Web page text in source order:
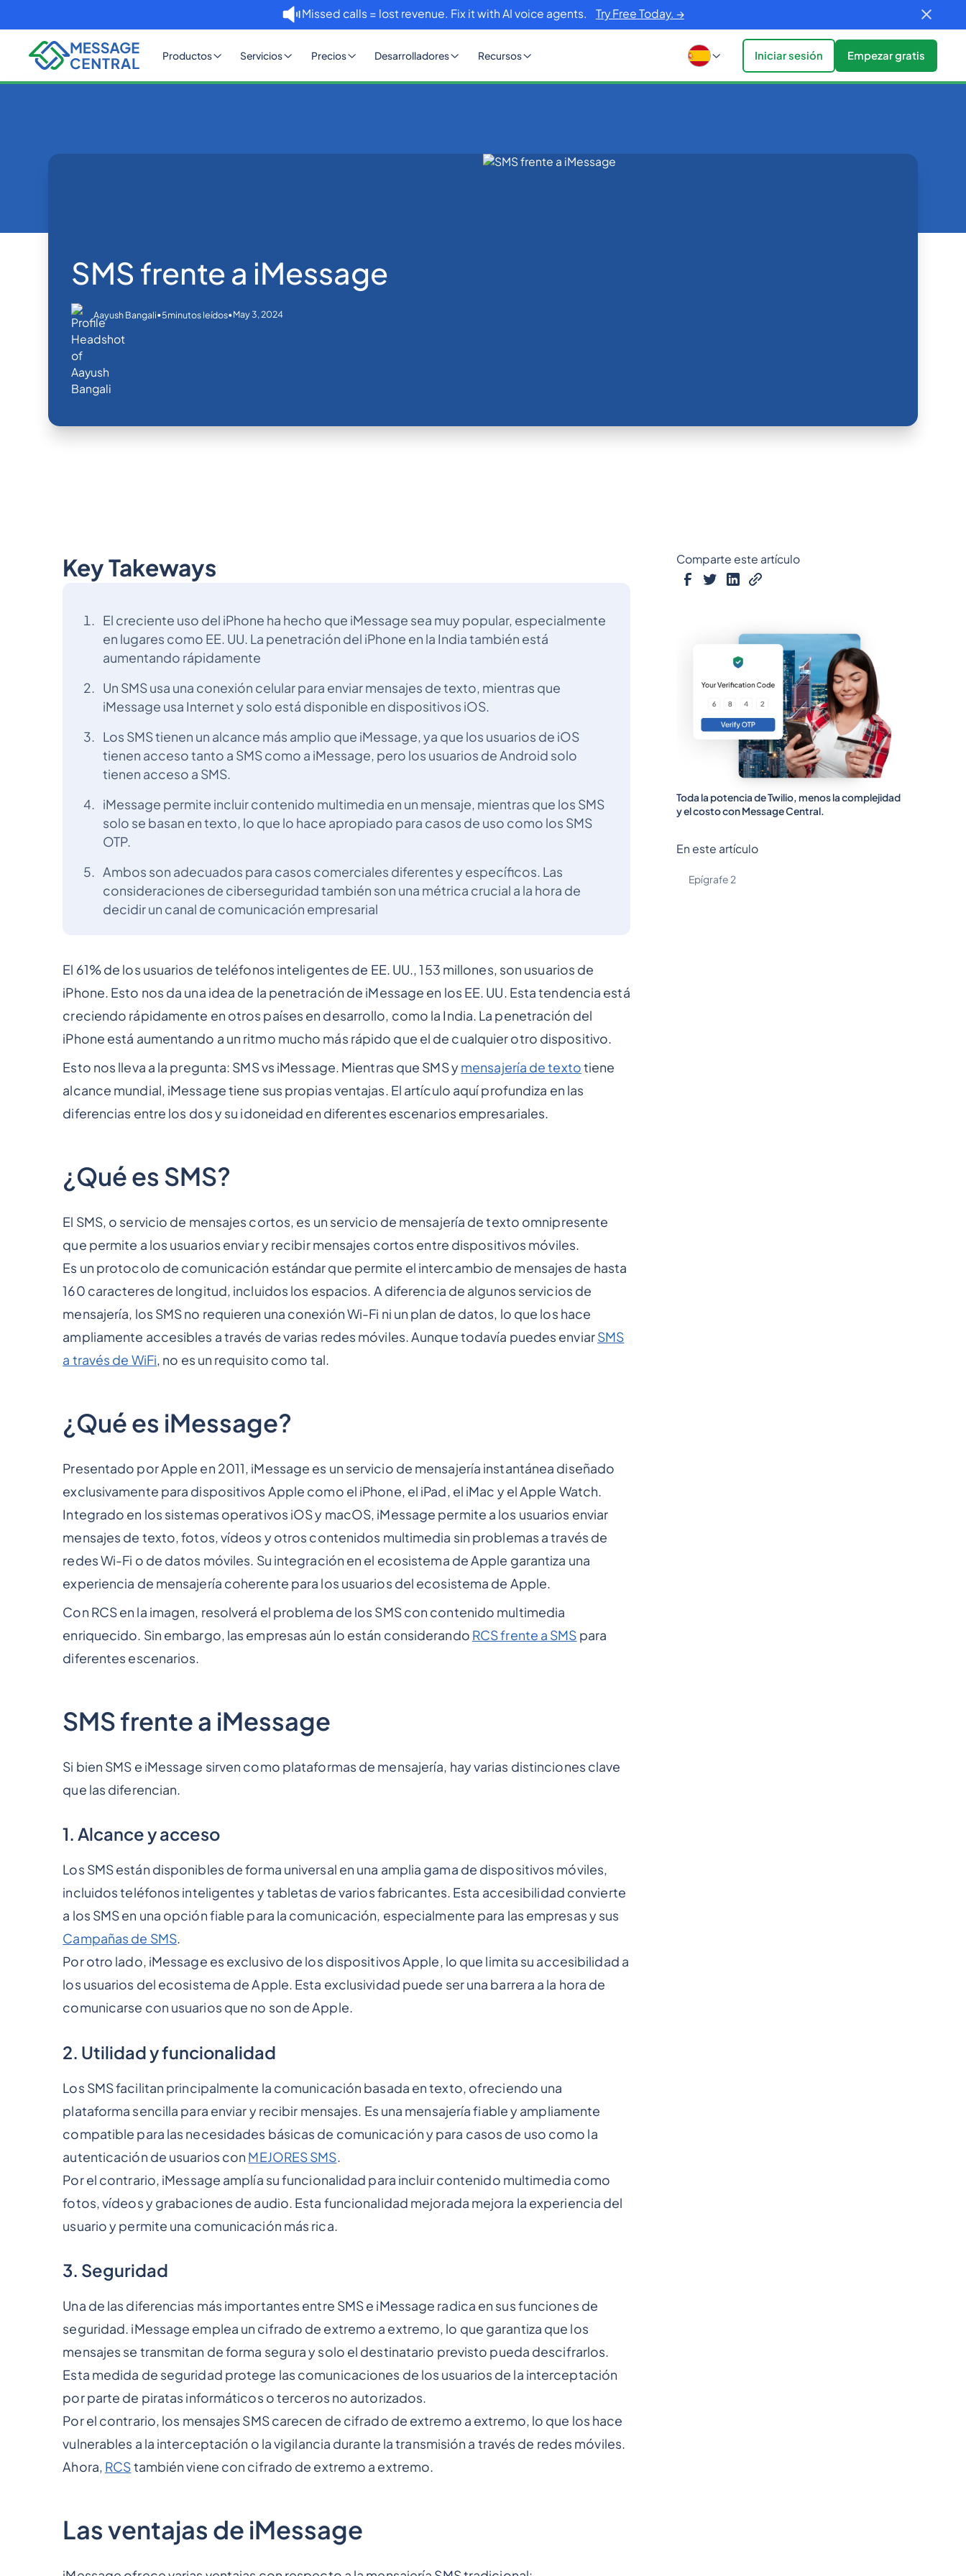
Missed calls = lost revenue. Fix it with AI voice agents. Try Free Today. →
Productos Servicios Precios Desarrolladores Recursos Iniciar sesión Empezar gratis
SMS frente a iMessage
Aayush Bangali•5minutos leídos•May 3, 2024
Key Takeways
El creciente uso del iPhone ha hecho que iMessage sea muy popular, especialmente
en lugares como EE. UU. La penetración del iPhone en la India también está
aumentando rápidamente
Un SMS usa una conexión celular para enviar mensajes de texto, mientras que
iMessage usa Internet y solo está disponible en dispositivos iOS.
Los SMS tienen un alcance más amplio que iMessage, ya que los usuarios de iOS
tienen acceso tanto a SMS como a iMessage, pero los usuarios de Android solo
tienen acceso a SMS.
iMessage permite incluir contenido multimedia en un mensaje, mientras que los SMS
solo se basan en texto, lo que lo hace apropiado para casos de uso como los SMS
OTP.
Ambos son adecuados para casos comerciales diferentes y específicos. Las
consideraciones de ciberseguridad también son una métrica crucial a la hora de
decidir un canal de comunicación empresarial
El 61% de los usuarios de teléfonos inteligentes de EE. UU., 153 millones, son usuarios de
iPhone. Esto nos da una idea de la penetración de iMessage en los EE. UU. Esta tendencia está
creciendo rápidamente en otros países en desarrollo, como la India. La penetración del
iPhone está aumentando a un ritmo mucho más rápido que el de cualquier otro dispositivo.
Esto nos lleva a la pregunta: SMS vs iMessage. Mientras que SMS ymensajería de textotiene
alcance mundial, iMessage tiene sus propias ventajas. El artículo aquí profundiza en las
diferencias entre los dos y su idoneidad en diferentes escenarios empresariales.
¿Qué es SMS?
El SMS, o servicio de mensajes cortos, es un servicio de mensajería de texto omnipresente
que permite a los usuarios enviar y recibir mensajes cortos entre dispositivos móviles.
Es un protocolo de comunicación estándar que permite el intercambio de mensajes de hasta
160 caracteres de longitud, incluidos los espacios. A diferencia de algunos servicios de
mensajería, los SMS no requieren una conexión Wi-Fi ni un plan de datos, lo que los hace
ampliamente accesibles a través de varias redes móviles. Aunque todavía puedes enviarSMS
a través de WiFi, no es un requisito como tal.
¿Qué es iMessage?
Presentado por Apple en 2011, iMessage es un servicio de mensajería instantánea diseñado
exclusivamente para dispositivos Apple como el iPhone, el iPad, el iMac y el Apple Watch.
Integrado en los sistemas operativos iOS y macOS, iMessage permite a los usuarios enviar
mensajes de texto, fotos, vídeos y otros contenidos multimedia sin problemas a través de
redes Wi-Fi o de datos móviles. Su integración en el ecosistema de Apple garantiza una
experiencia de mensajería coherente para los usuarios del ecosistema de Apple.
Con RCS en la imagen, resolverá el problema de los SMS con contenido multimedia
enriquecido. Sin embargo, las empresas aún lo están considerando RCS frente a SMS para
diferentes escenarios.
SMS frente a iMessage
Si bien SMS e iMessage sirven como plataformas de mensajería, hay varias distinciones clave
que las diferencian.
1. Alcance y acceso
Los SMS están disponibles de forma universal en una amplia gama de dispositivos móviles,
incluidos teléfonos inteligentes y tabletas de varios fabricantes. Esta accesibilidad convierte
a los SMS en una opción fiable para la comunicación, especialmente para las empresas y sus
Campañas de SMS.
Por otro lado, iMessage es exclusivo de los dispositivos Apple, lo que limita su accesibilidad a
los usuarios del ecosistema de Apple. Esta exclusividad puede ser una barrera a la hora de
comunicarse con usuarios que no son de Apple.
2. Utilidad y funcionalidad
Los SMS facilitan principalmente la comunicación basada en texto, ofreciendo una
plataforma sencilla para enviar y recibir mensajes. Es una mensajería fiable y ampliamente
compatible para las necesidades básicas de comunicación y para casos de uso como la
autenticación de usuarios con MEJORES SMS.
Por el contrario, iMessage amplía su funcionalidad para incluir contenido multimedia como
fotos, vídeos y grabaciones de audio. Esta funcionalidad mejorada mejora la experiencia del
usuario y permite una comunicación más rica.
3. Seguridad
Una de las diferencias más importantes entre SMS e iMessage radica en sus funciones de
seguridad. iMessage emplea un cifrado de extremo a extremo, lo que garantiza que los
mensajes se transmitan de forma segura y solo el destinatario previsto pueda descifrarlos.
Esta medida de seguridad protege las comunicaciones de los usuarios de la interceptación
por parte de piratas informáticos o terceros no autorizados.
Por el contrario, los mensajes SMS carecen de cifrado de extremo a extremo, lo que los hace
vulnerables a la interceptación o la vigilancia durante la transmisión a través de redes móviles.
Ahora, RCStambién viene con cifrado de extremo a extremo.
Las ventajas de iMessage
Comparte este artículo
Toda la potencia de Twilio, menos la complejidad
y el costo con Message Central.
En este artículo
Epígrafe 2